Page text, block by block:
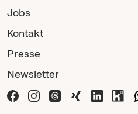
Jobs
Kontakt
Presse
Newsletter